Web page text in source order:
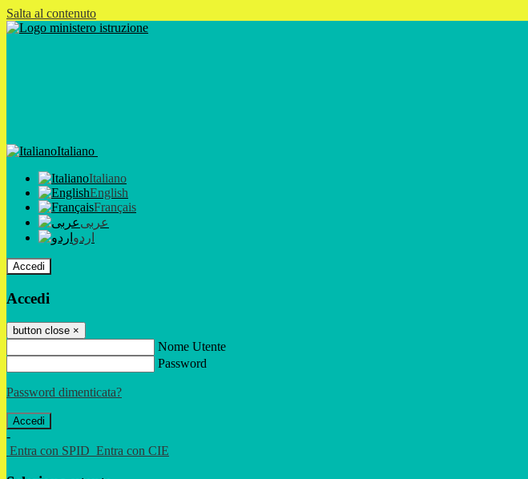
Salta al contenuto
Italiano
Italiano
English
Français
عربى
اردو
Accedi
Accedi
button close ×
Nome Utente
Password
Password dimenticata?
-
Entra con SPID Entra con CIE